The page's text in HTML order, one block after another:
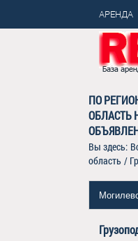
АРЕНДА
ПО
ОБЛАСТЬ
Вы здесь:
область /